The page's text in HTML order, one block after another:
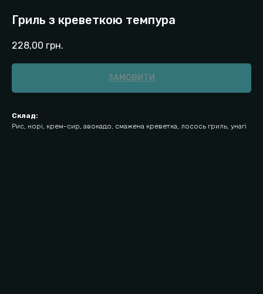
Гриль з креветкою темпура
228,00 грн.
ЗАМОВИТИ
Склад:
Рис, норі, крем-сир, авокадо, смажена креветка, лосось гриль, унагі